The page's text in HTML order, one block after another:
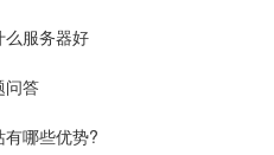
么服务器好
问答
哪些优势?